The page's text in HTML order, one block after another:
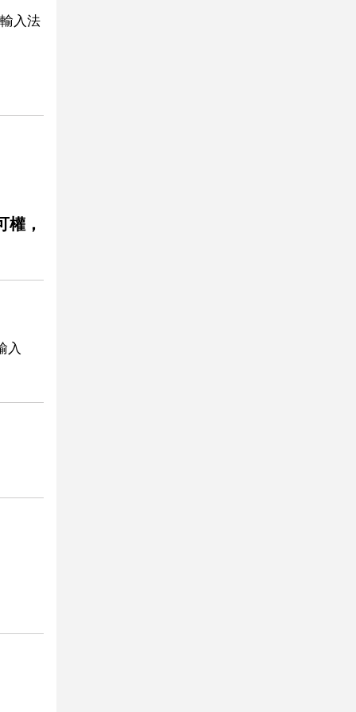
入法
，
入